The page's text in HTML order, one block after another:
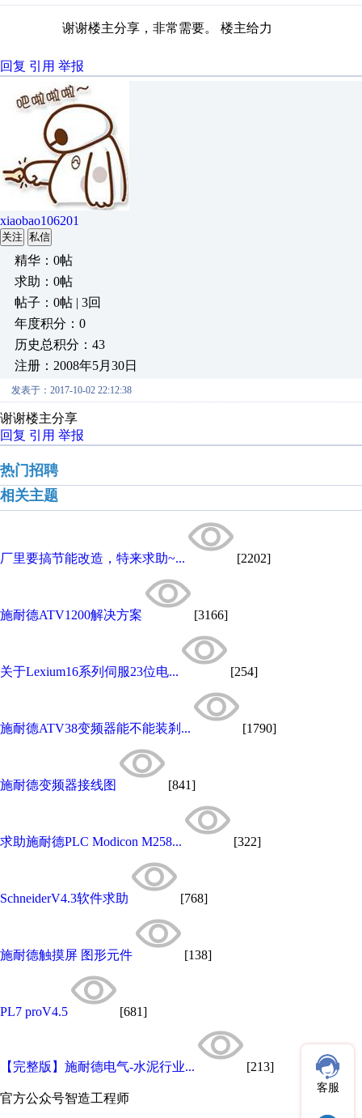
谢谢楼主分享，非常需要。 楼主给力
回复 引用 举报
xiaobao106201
关注 私信
精华：0帖
求助：0帖
帖子：0帖 | 3回
年度积分：0
历史总积分：43
注册：2008年5月30日
发表于：2017-10-02 22:12:38
谢谢楼主分享
回复 引用 举报
热门招聘
相关主题
厂里要搞节能改造，特来求助~... [2202]
施耐德ATV1200解决方案 [3166]
关于Lexium16系列伺服23位电... [254]
施耐德ATV38变频器能不能装刹... [1790]
施耐德变频器接线图 [841]
求助施耐德PLC Modicon M258... [322]
SchneiderV4.3软件求助 [768]
施耐德触摸屏 图形元件 [138]
PL7 proV4.5 [681]
【完整版】施耐德电气-水泥行业... [213]
官方公众号智造工程师
客服